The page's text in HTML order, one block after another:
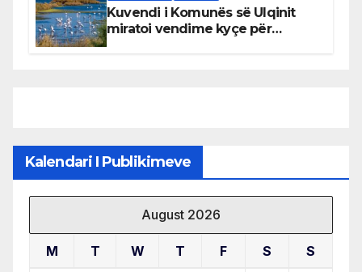
Kuvendi i Komunës së Ulqinit
miratoi vendime kyçe për
Kalendari I Publikimeve
August 2026
M T W T F S S